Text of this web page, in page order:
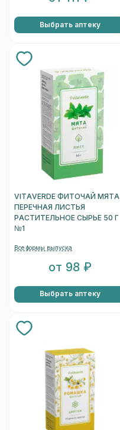
Выбрать аптеку
VITAVERDE ФИТОЧАЙ МЯТА
ПЕРЕЧНАЯ ЛИСТЬЯ
РАСТИТЕЛЬНОЕ СЫРЬЕ 50 Г
№1
Все формы выпуска
от 98 ₽
Выбрать аптеку